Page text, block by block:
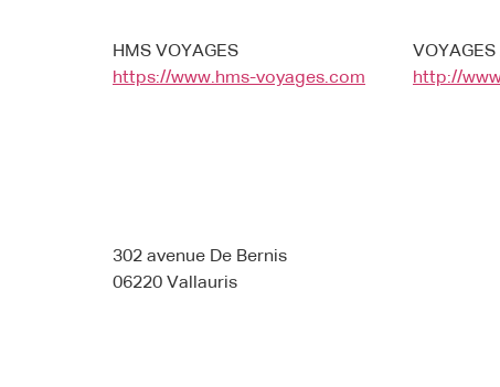
HMS VOYAGES
https://www.hms-voyages.com
VOYAGES
http://
302 avenue De Bernis
06220 Vallauris